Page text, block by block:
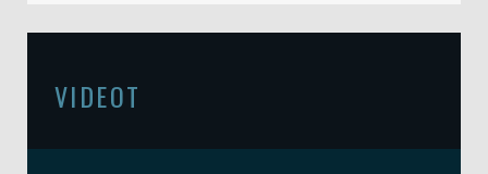
VIDEOT